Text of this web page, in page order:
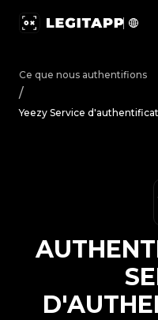
Ce que nous authentifions
/
Yeezy Service